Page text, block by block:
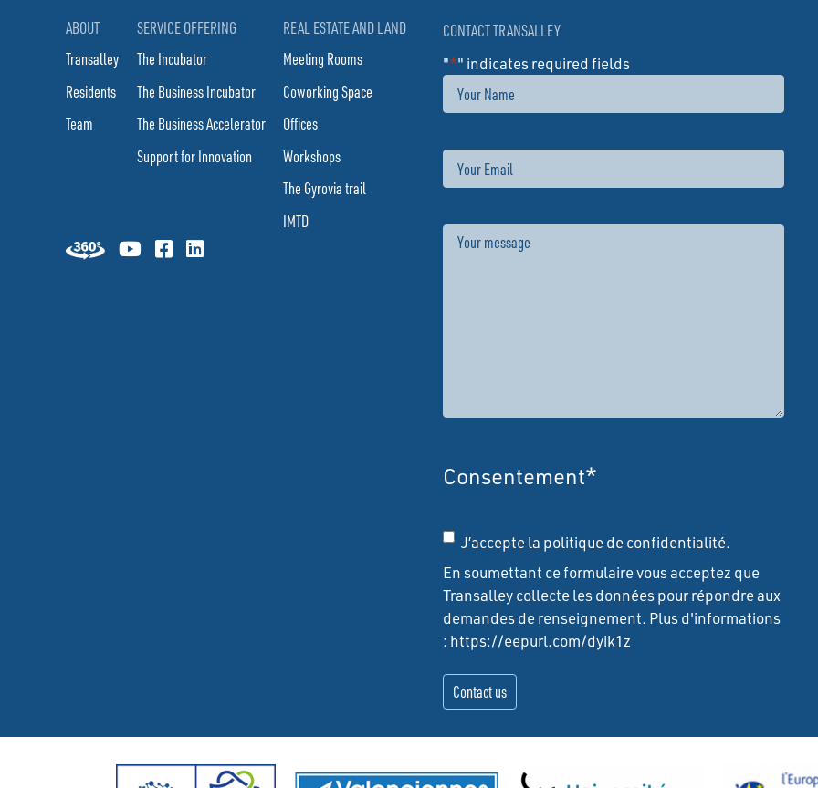
ABOUT
Transalley
Residents
Team
SERVICE OFFERING
The Incubator
The Business Incubator
The Business Accelerator
Support for Innovation
REAL ESTATE AND LAND
Meeting Rooms
Coworking Space
Offices
Workshops
The Gyrovia trail
IMTD
CONTACT TRANSALLEY
"*" indicates required fields
Name
Email
Message
Consentement*
J’accepte la politique de confidentialité.
En soumettant ce formulaire vous acceptez que
Transalley collecte les données pour répondre aux
demandes de renseignement. Plus d'informations
: https://eepurl.com/dyik1z